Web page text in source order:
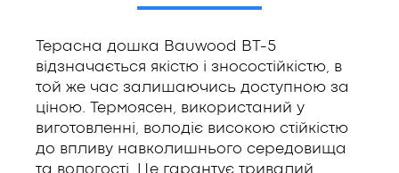
Терасна дошка Bauwood BT-5
відзначається якістю і зносостійкістю, в
той же час залишаючись доступною за
ціною. Термоясен, використаний у
виготовленні, володіє високою стійкістю
до впливу навколишнього середовища
та вологості. Це гарантує тривалий